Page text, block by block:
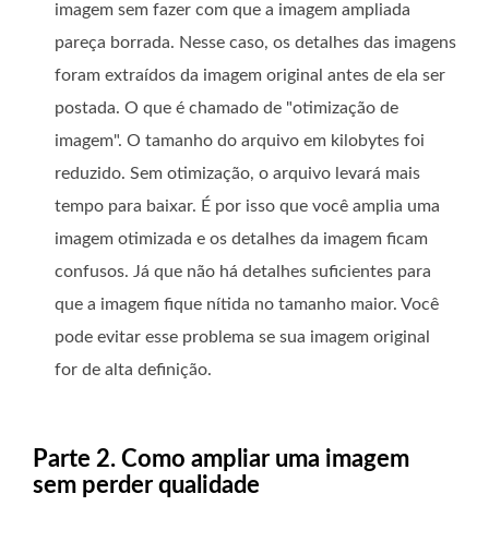
imagem sem fazer com que a imagem ampliada
pareça borrada. Nesse caso, os detalhes das imagens
foram extraídos da imagem original antes de ela ser
postada. O que é chamado de "otimização de
imagem". O tamanho do arquivo em kilobytes foi
reduzido. Sem otimização, o arquivo levará mais
tempo para baixar. É por isso que você amplia uma
imagem otimizada e os detalhes da imagem ficam
confusos. Já que não há detalhes suficientes para
que a imagem fique nítida no tamanho maior. Você
pode evitar esse problema se sua imagem original
for de alta definição.
Parte 2. Como ampliar uma imagem
sem perder qualidade